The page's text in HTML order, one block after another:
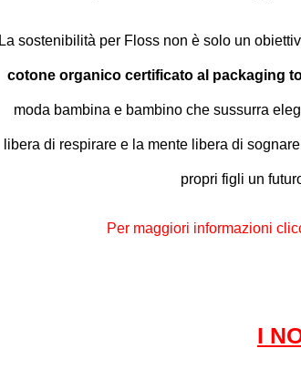
La sostenibilità per Floss non è solo un
cotone organico certificato al packaging
moda bambina e bambino che sussurra
libera di respirare e la mente libera di
propri figli un
Per maggiori informazioni
I